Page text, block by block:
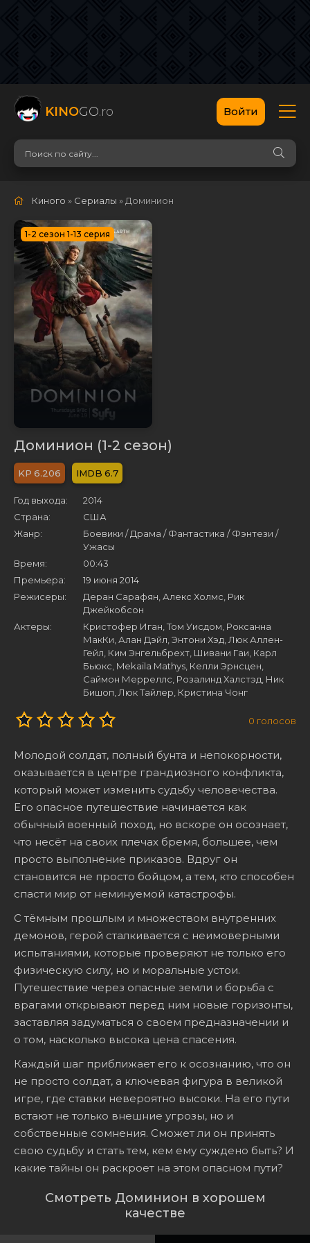
KINOGO.ro Войти
Киного » Сериалы » Доминион
1-2 сезон 1-13 серия
Доминион (1-2 сезон)
6.206 6.7
Год выхода:
2014
Страна:
США
Жанр:
Боевики / Драма / Фантастика / Фэнтези /
Ужасы
Время:
00:43
Премьера:
19 июня 2014
Режисеры:
Деран Сарафян, Алекс Холмс, Рик
Джейкобсон
Актеры:
Кристофер Иган, Том Уисдом, Роксанна
МакКи, Алан Дэйл, Энтони Хэд, Люк Аллен-
Гейл, Ким Энгельбрехт, Шивани Гаи, Карл
Бьюкс, Mekaila Mathys, Келли Эрнсцен,
Саймон Мерреллс, Розалинд Халстэд, Ник
Бишоп, Люк Тайлер, Кристина Чонг
0 голосов
Молодой солдат, полный бунта и непокорности,
оказывается в центре грандиозного конфликта,
который может изменить судьбу человечества.
Его опасное путешествие начинается как
обычный военный поход, но вскоре он осознает,
что несёт на своих плечах бремя, большее, чем
просто выполнение приказов. Вдруг он
становится не просто бойцом, а тем, кто способен
спасти мир от неминуемой катастрофы.
С тёмным прошлым и множеством внутренних
демонов, герой сталкивается с неимоверными
испытаниями, которые проверяют не только его
физическую силу, но и моральные устои.
Путешествие через опасные земли и борьба с
врагами открывают перед ним новые горизонты,
заставляя задуматься о своем предназначении и
о том, насколько высока цена спасения.
Каждый шаг приближает его к осознанию, что он
не просто солдат, а ключевая фигура в великой
игре, где ставки невероятно высоки. На его пути
встают не только внешние угрозы, но и
собственные сомнения. Сможет ли он принять
свою судьбу и стать тем, кем ему суждено быть? И
какие тайны он раскроет на этом опасном пути?
Смотреть Доминион в хорошем
качестве